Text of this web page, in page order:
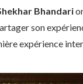
Bhandari
son
expérience